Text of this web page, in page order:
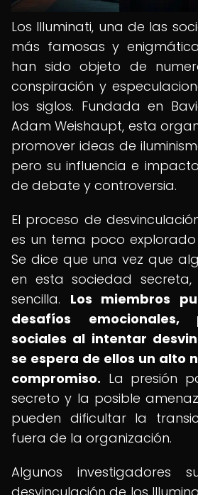
Los Illuminati, una de las
más famosas y
han sido objeto de
conspiración y
los siglos. Fundada en
Adam Weishaupt, esta
promover ideas de
pero su influencia e
de debate y controversia.
El proceso de
es un tema poco
Se dice que una vez que
en esta sociedad
sencilla. Los miembros
desafíos emocionales,
sociales al intentar
se espera de ellos un alto
compromiso. La presión
secreto y la posible
pueden dificultar la
fuera de la organización.
Algunos investigadores